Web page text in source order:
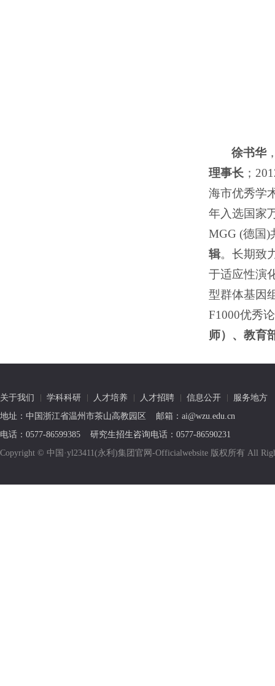
徐书华
理事长 ；
海市优秀学
年入选国家
MGG (德国)
辑。长期致
于适应性演
型群体基因
F1000优秀
师）、教育
关于我们 学科科研 人才培养 人才招聘 信息公开
服务地方
地址：中国浙江省温州市茶山高教园区 邮箱：ai@wzu.edu.cn
电话：0577-86599385 研究生招生咨询电话：0577-86590231
Copyright © 中国·yl23411(永利)集团官网-Officialwebsite 版权所有 All